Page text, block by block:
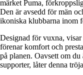
märket Puma,
Den är avsedd för män
ikoniska klubbarna inom
Designad för vuxna,
förenar komfort och
på planen. Oavsett om du
supporter, låter denna